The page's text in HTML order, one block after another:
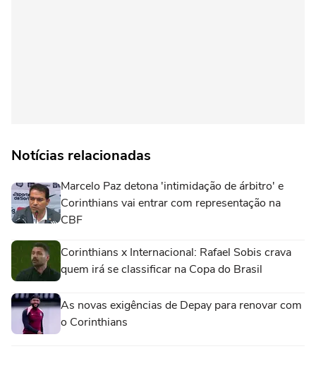
Notícias relacionadas
Marcelo Paz detona 'intimidação de árbitro' e
Corinthians vai entrar com representação na
CBF
Corinthians x Internacional: Rafael Sobis crava
quem irá se classificar na Copa do Brasil
As novas exigências de Depay para renovar com
o Corinthians